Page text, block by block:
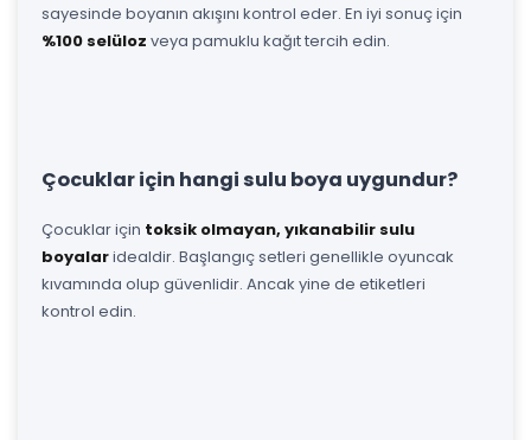
sayesinde boyanın akışını kontrol eder. En iyi sonuç için
%100 selüloz veya pamuklu kağıt tercih edin.
Çocuklar için hangi sulu boya uygundur?
Çocuklar için toksik olmayan, yıkanabilir sulu
boyalaridealdir. Başlangıç setleri genellikle oyuncak
kıvamında olup güvenlidir. Ancak yine de etiketleri
kontrol edin.